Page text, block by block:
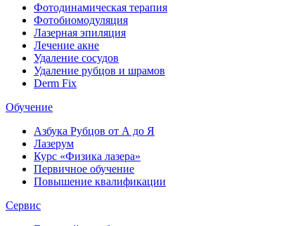
Фотодинамическая терапия
Фотобиомодуляция
Лазерная эпиляция
Лечение акне
Удаление сосудов
Удаление рубцов и шрамов
Derm Fix
Обучение
Азбука Рубцов от А до Я
Лазерум
Курс «Физика лазера»
Первичное обучение
Повышение квалификации
Сервис